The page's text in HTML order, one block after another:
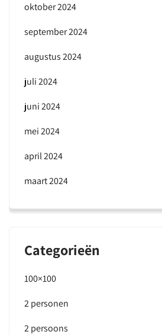
oktober 2024
september 2024
augustus 2024
juli 2024
juni 2024
mei 2024
april 2024
maart 2024
Categorieën
100×100
2 personen
2 persoons